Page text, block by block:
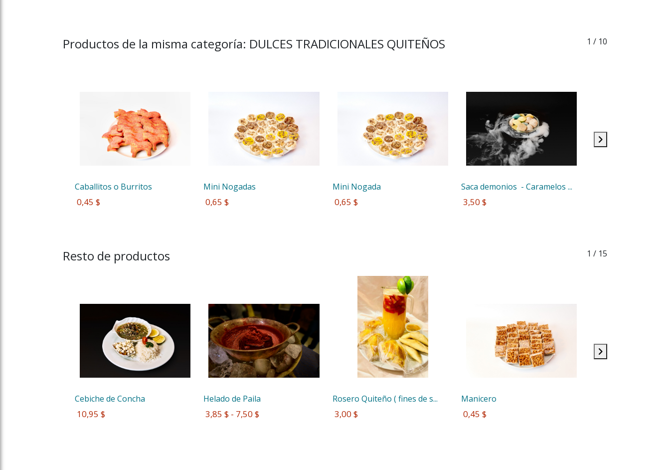
Productos de la misma categoría: DULCES TRADICIONALES QUITEÑOS 1 / 10
Caballitos o Burritos
0,45 $
Mini Nogadas
0,65 $
Mini Nogada
0,65 $
Saca demonios  - Caramelos ...
3,50 $
Resto de productos 1 / 15
Cebiche de Concha
10,95 $
Helado de Paila
3,85 $ - 7,50 $
Rosero Quiteño ( fines de s...
3,00 $
Manicero
0,45 $